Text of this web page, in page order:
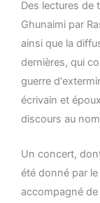
Des lectures de
Ghunaimi par
ainsi que la
dernières, qui
guerre
écrivain et
discours au
Un concert,
été donné par
accompagné de